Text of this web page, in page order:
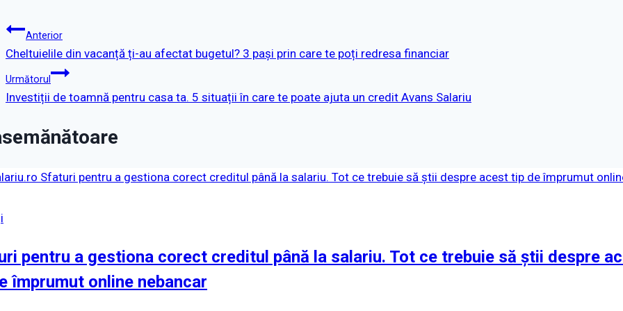
Anterior
Cheltuielile din vacanță ți-au afectat bugetul? 3 pași prin care te poți redresa financiar
Următorul
Investiții de toamnă pentru casa ta. 5 situații în care te poate ajuta un credit Avans Salariu
pentru a gestiona corect creditul până la salariu. Tot ce trebuie să știi despre
împrumut online nebancar